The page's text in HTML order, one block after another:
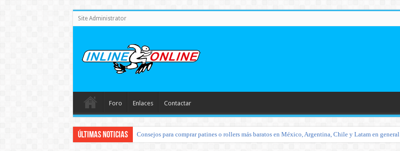
Site Administrator
Foro Enlaces Contactar
Últimas noticias Consejos para comprar patines o rollers más baratos en México, Argentina, Chile y Latam en general